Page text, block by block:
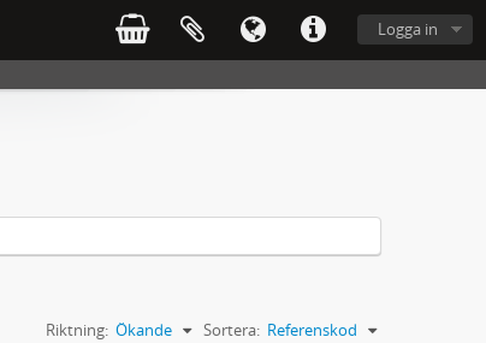
Logga in
Sortera: Referenskod
Riktning: Ökande